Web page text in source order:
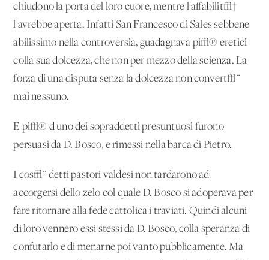
chiudono la porta del loro cuore, mentre l'affabilit√†
l'avrebbe aperta. Infatti San Francesco di Sales sebbene
abilissimo nella controversia, guadagnava pi√π eretici
colla sua dolcezza, che non per mezzo della scienza. La
forza di una disputa senza la dolcezza nonconvert√¨
mai nessuno.
E pi√π d'uno dei sopraddetti presuntuosi furono
persuasi da D. Bosco, e rimessi nella barca di Pietro.
I cos√¨ detti pastori valdesi non tardarono ad
accorgersi dello zelo col quale D. Bosco si adoperava per
fare ritornare alla fede cattolica i traviati. Quindi alcuni
di loro vennero essi stessi da D. Bosco, colla speranza di
confutarlo e di menarne poi vanto pubblicamente. Ma